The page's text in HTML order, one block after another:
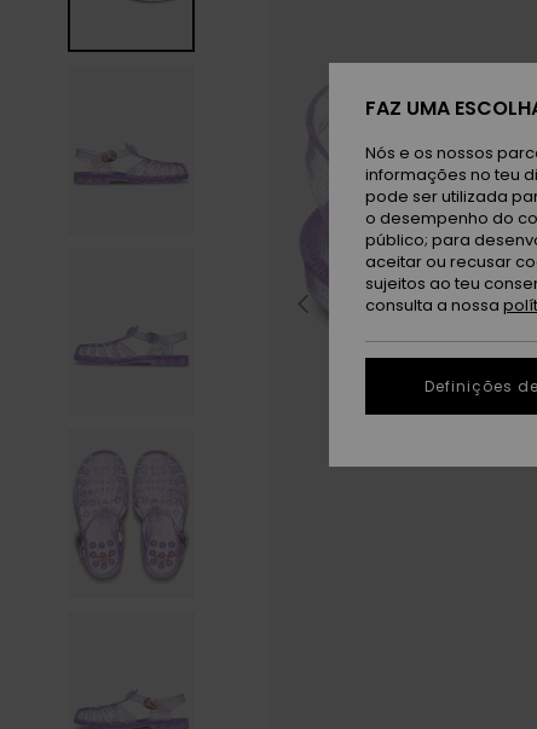
FAZ UMA
Nós e os nossos
informações no teu
pode ser utilizada
o desempenho do
público; para
aceitar ou recusar
sujeitos ao teu
consulta a nossa
Definições